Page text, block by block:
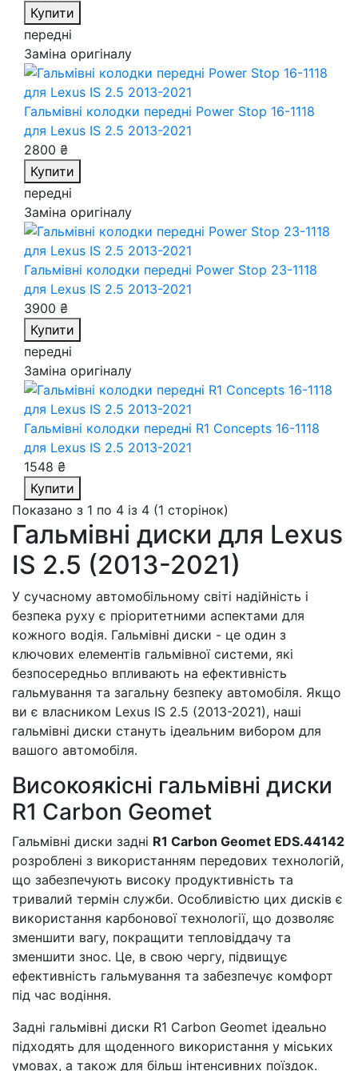
Купити
передні
Заміна оригіналу
Гальмівні колодки передні Power Stop 16-1118
для Lexus IS 2.5 2013-2021
2800 ₴
Купити
передні
Заміна оригіналу
Гальмівні колодки передні Power Stop 23-1118
для Lexus IS 2.5 2013-2021
3900 ₴
Купити
передні
Заміна оригіналу
Гальмівні колодки передні R1 Concepts 16-1118
для Lexus IS 2.5 2013-2021
1548 ₴
Купити
Показано з 1 по 4 із 4 (1 сторінок)
Гальмівні диски для Lexus
IS 2.5 (2013-2021)
У сучасному автомобільному світі надійність і
безпека руху є пріоритетними аспектами для
кожного водія. Гальмівні диски - це один з
ключових елементів гальмівної системи, які
безпосередньо впливають на ефективність
гальмування та загальну безпеку автомобіля. Якщо
ви є власником Lexus IS 2.5 (2013-2021), наші
гальмівні диски стануть ідеальним вибором для
вашого автомобіля.
Високоякісні гальмівні диски
R1 Carbon Geomet
Гальмівні диски задні R1 Carbon Geomet EDS.44142
розроблені з використанням передових технологій,
що забезпечують високу продуктивність та
тривалий термін служби. Особливістю цих дисків є
використання карбонової технології, що дозволяє
зменшити вагу, покращити тепловіддачу та
зменшити знос. Це, в свою чергу, підвищує
ефективність гальмування та забезпечує комфорт
під час водіння.
Задні гальмівні диски R1 Carbon Geomet ідеально
підходять для щоденного використання у міських
умовах, а також для більш інтенсивних поїздок.